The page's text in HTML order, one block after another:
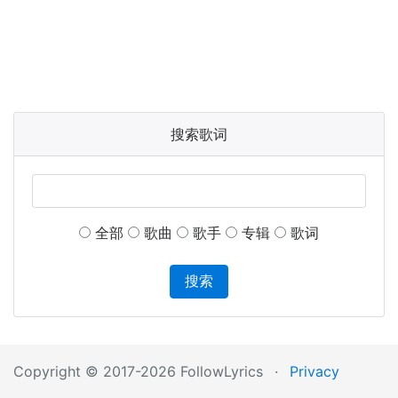
搜索歌词
全部 歌曲 歌手 专辑 歌词
搜索
Copyright © 2017-2026 FollowLyrics · Privacy